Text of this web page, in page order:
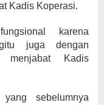
Kadis Koperasi.
karena
juga dengan
menjabat Kadis
sebelumnya